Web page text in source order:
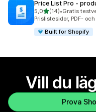
Price List Pro ‑
5,0av 5 stjärnor
(14)
14 recensioner totalt
•Gratis
Prislistesidor, PDF-
Built for Shopify
Vill du
Prova